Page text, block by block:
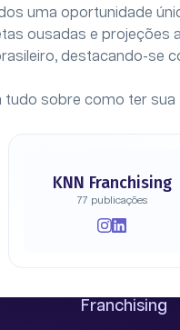
uma oportunidade
ousadas e projeções
destacando-se
tudo sobre como ter sua
KNN Franchising
77 publicações
Franchising